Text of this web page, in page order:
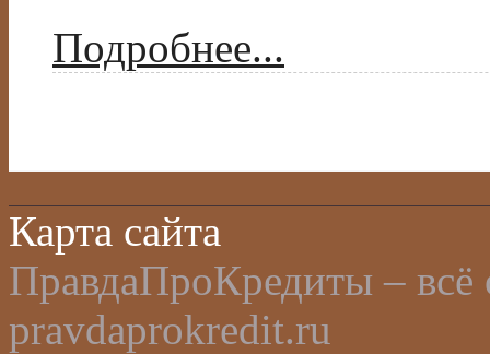
Подробнее...
Карта сайта
ПравдаПроКредиты –
pravdaprokredit.ru